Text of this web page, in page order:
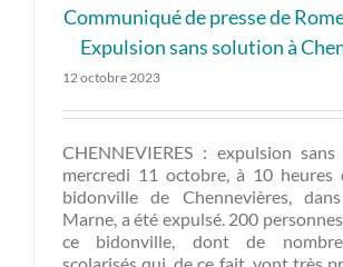
Communiqué de presse de
Expulsion sans solution à
12 octobre 2023
CHENNEVIERES : expulsion
mercredi 11 octobre, à 10 heures
bidonville de Chennevières,
Marne, a été expulsé. 200
ce bidonville, dont de